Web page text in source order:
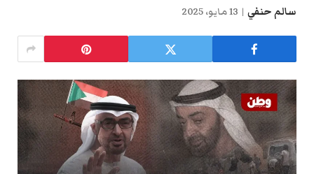
سالم حنفي 13 مايو، 2025